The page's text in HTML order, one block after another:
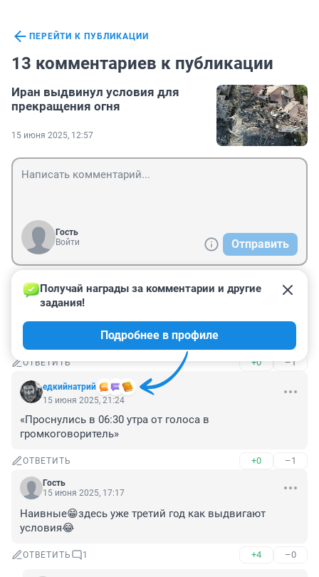
ПЕРЕЙТИ К ПУБЛИКАЦИИ
13 комментариев к публикации
Иран выдвинул условия для
прекращения огня
15 июня 2025, 12:57
Гость
Войти
Отправить
Гость
15 июня 2025, 21:50
Трамп сейчас наврет как всегда, безбашенный
отмороженный тип.
ОТВЕТИТЬ +0 –1
едкийнатрий
Получай награды за комментарии и другие
задания!
Подробнее в профиле
15 июня 2025, 21:24
«Проснулись в 06:30 утра от голоса в
громкоговоритель»
ОТВЕТИТЬ +0 –1
Гость
15 июня 2025, 17:17
Наивные😁здесь уже третий год как выдвигают
условия😂
ОТВЕТИТЬ 1 +4 –0